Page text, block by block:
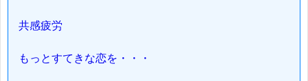
共感疲労
もっとすてきな恋を・・・